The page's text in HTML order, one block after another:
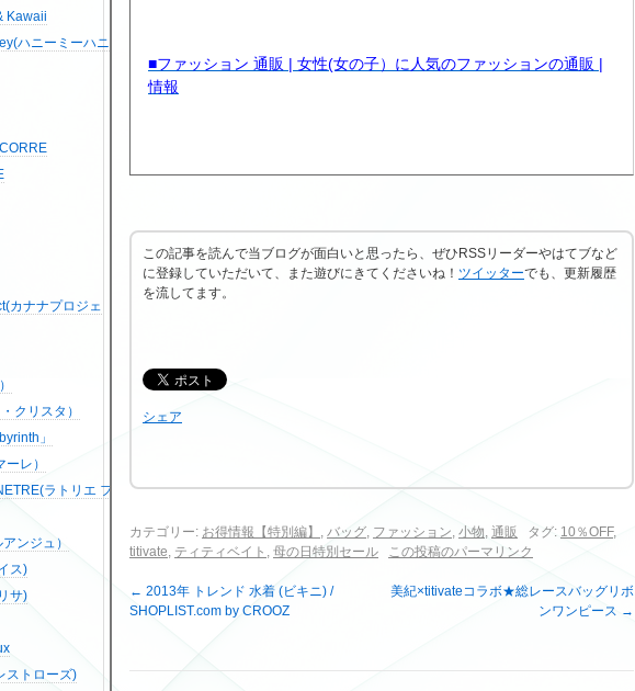
■ファッション 通販 | 女性(女の子）に人気のファッションの通販 |
情報
この記事を読んで当ブログが面白いと思ったら、ぜひRSSリーダーやはてブなど
に登録していただいて、また遊びにきてくださいね！ ツイッターでも、更新履歴
を流してます。
シェア
カテゴリー: お得情報【特別編】 , バッグ, ファッション, 小物, 通販 タグ: 10％OFF,
titivate, ティティベイト , 母の日特別セール この投稿のパーマリンク
← 2013年 トレンド 水着 (ビキニ) /
SHOPLIST.com by CROOZ
美紀×titivateコラボ★総レースバッグリボ
ンワンピース →
Kawaii
ハニーミーハニ
カナナプロジェ
クリスタ）
」
レ）
ラトリエ フ
ンジュ）
ス)
サ)
ストローズ)